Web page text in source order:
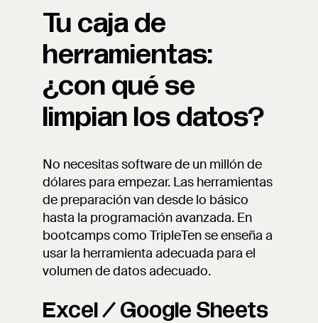
Tu caja de
herramientas:
¿con qué se
limpian los datos?
No necesitas software de un millón de
dólares para empezar. Las herramientas
de preparación van desde lo básico
hasta la programación avanzada. En
bootcamps como TripleTen se enseña a
usar la herramienta adecuada para el
volumen de datos adecuado.
Excel / Google Sheets